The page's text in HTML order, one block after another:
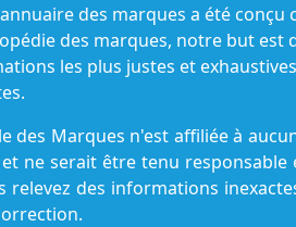
des marques a été conçu
des marques, notre but est
les plus justes et
des Marques n'est affiliée à
ne serait être tenu
relevez des informations